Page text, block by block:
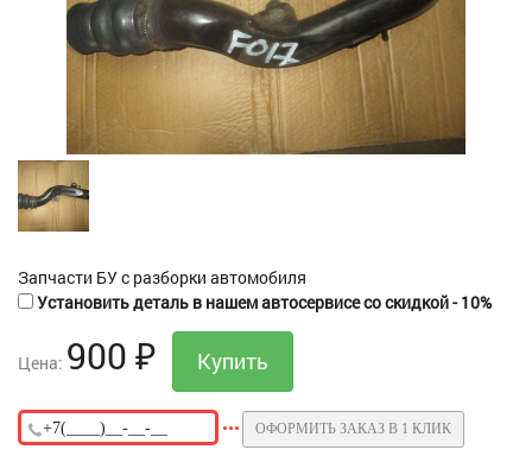
Запчасти БУ с разборки автомобиля
Установить деталь в нашем автосервисе со скидкой - 10%
Цена: 900 ₽
ОФОРМИТЬ ЗАКАЗ В 1 КЛИК